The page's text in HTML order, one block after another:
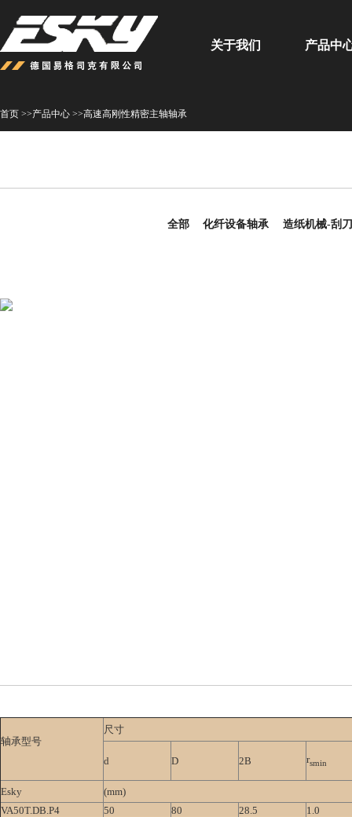
关于我们 产品中
首页 >>产品中心 >>高速高刚性精密主轴轴承
全部 化纤设备轴承 造纸机械-刮
轴承型号
尺寸
d D 2B rsmin
Esky
(mm)
VA50T.DB.P4
50 80 28.5
1.0